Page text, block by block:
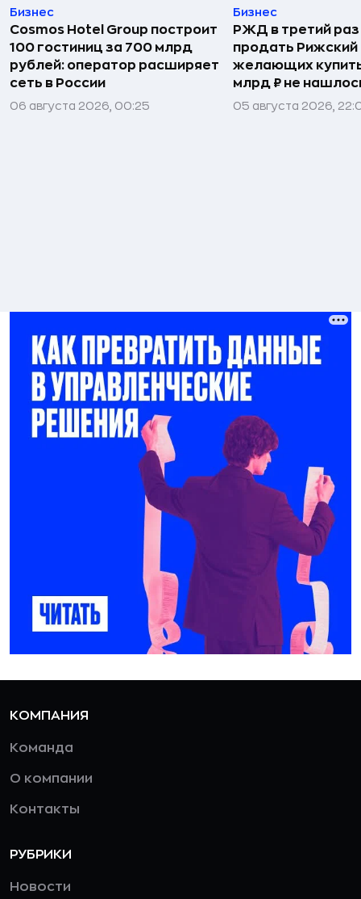
Бизнес
Cosmos Hotel Group построит
100 гостиниц за 700 млрд
рублей: оператор расширяет
сеть в России
06 августа 2026, 00:25
Бизнес
РЖД в третий
продать Рижский
желающих
млрд ₽ не
05 августа 2026,
КОМПАНИЯ
Команда
О компании
Контакты
РУБРИКИ
Новости